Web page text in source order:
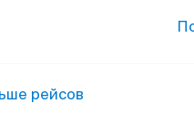
рейсов